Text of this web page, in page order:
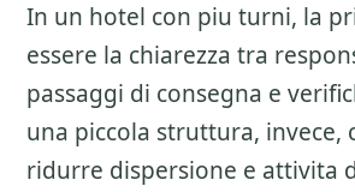
In un hotel con piu turni, la
essere la chiarezza tra
passaggi di consegna e
una piccola struttura, invece,
ridurre dispersione e attivita